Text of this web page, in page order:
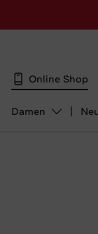
Online Shop
Abteilung
Damen